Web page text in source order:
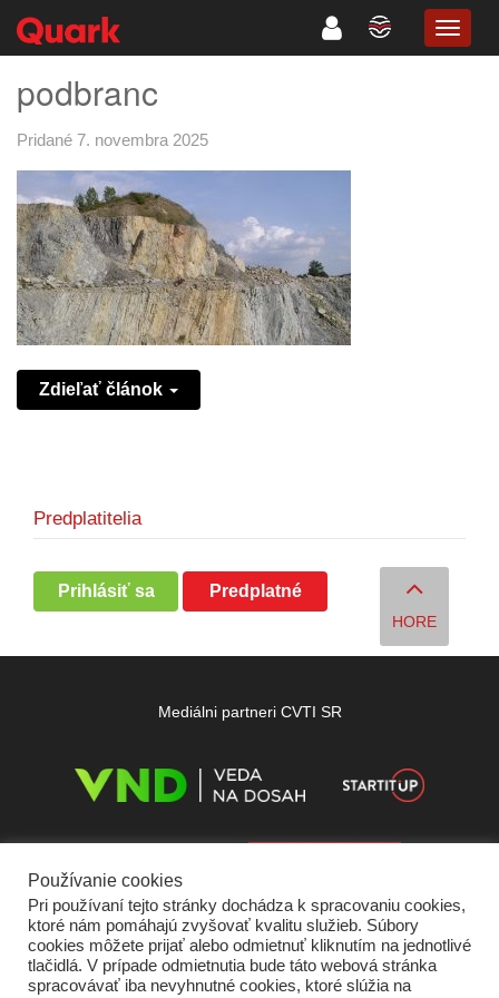
podbranc
Pridané 7. novembra 2025
Zdieľať článok
Predplatitelia
Prihlásiť sa Predplatné
HORE
Mediálni partneri CVTI SR
Používanie cookies
Pri používaní tejto stránky dochádza k spracovaniu cookies,
ktoré nám pomáhajú zvyšovať kvalitu služieb. Súbory
cookies môžete prijať alebo odmietnuť kliknutím na jednotlivé
tlačidlá. V prípade odmietnutia bude táto webová stránka
spracovávať iba nevyhnutné cookies, ktoré slúžia na